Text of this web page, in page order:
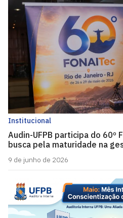
Institucional
Audin-UFPB participa do 60º
busca pela maturidade na
9 de junho de 2026